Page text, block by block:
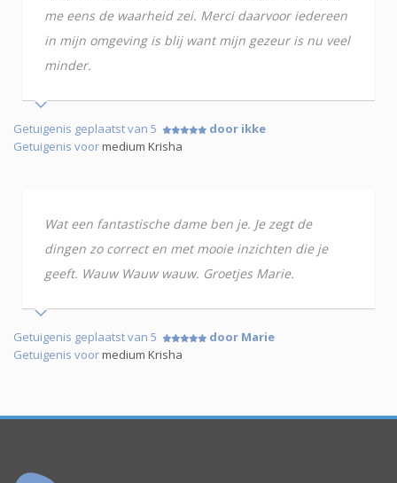
me eens de waarheid zei. Merci daarvoor iedereen
in mijn omgeving is blij want mijn gezeur is nu veel
minder.
Getuigenis geplaatst van 5
door ikke
Getuigenis voormedium Krisha
Wat een fantastische dame ben je. Je zegt de
dingen zo correct en met mooie inzichten die je
geeft. Wauw Wauw wauw. Groetjes Marie.
Getuigenis geplaatst van 5
door Marie
Getuigenis voormedium Krisha